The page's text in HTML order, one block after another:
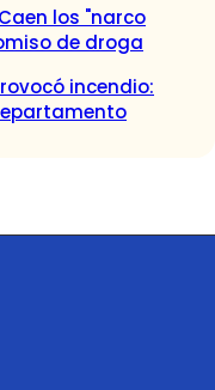
los "narco
de droga
incendio: